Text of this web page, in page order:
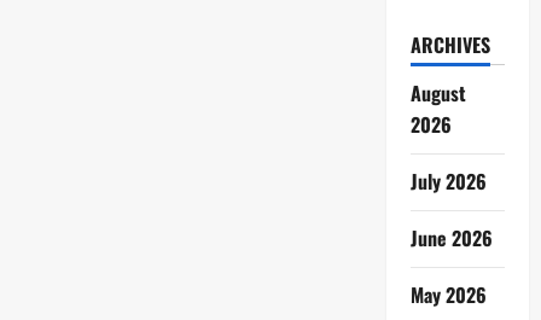
ARCHIVES
August
2026
July 2026
June 2026
May 2026